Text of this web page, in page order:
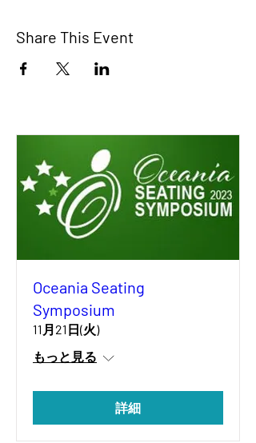
Share This Event
Oceania Seating
Symposium
11月21日(火)
もっと見る
詳細